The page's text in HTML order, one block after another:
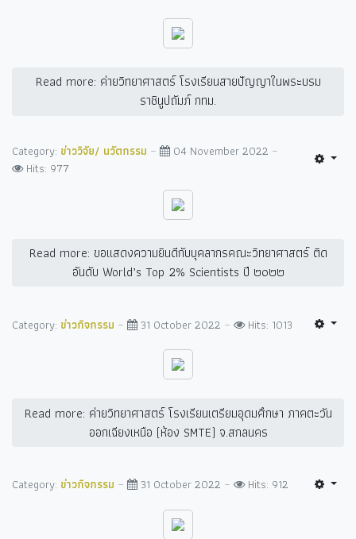
Read more: ค่ายวิทยาศาสตร์ โรงเรียนสายปัญญาในพระบรม
ราชินูปถัมภ์ กทม.
Category: ข่าววิจัย/ นวัตกรรม
04 November 2022
Hits: 977
Read more: ขอแสดงความยินดีกับบุคลากรคณะวิทยาศาสตร์ ติด
อันดับ World’s Top 2% Scientists ปี ๒๐๒๒
Category: ข่าวกิจกรรม 31 October 2022 Hits: 1013
Read more: ค่ายวิทยาศาสตร์ โรงเรียนเตรียมอุดมศึกษา ภาคตะวัน
ออกเฉียงเหนือ (ห้อง SMTE) จ.สกลนคร
Category: ข่าวกิจกรรม 31 October 2022 Hits: 912